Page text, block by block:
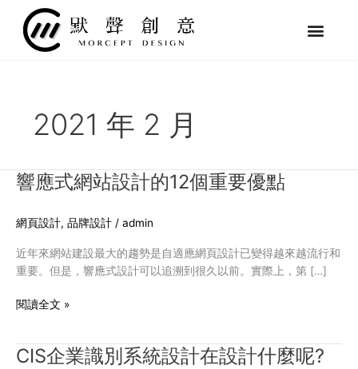
2021 年 2 月
響應式網站設計的12個重要優點
網頁設計, 品牌設計 / admin
近年來網站建設最大的趨勢是自適應網頁設計已變得越來越流行和
重要。但是，響應式設計可以追溯到很久以前。實際上，第 […]
響
網
站
設
的
重
閱讀全文 »
CIS企業識別系統設計在設計什麼呢?
CIS